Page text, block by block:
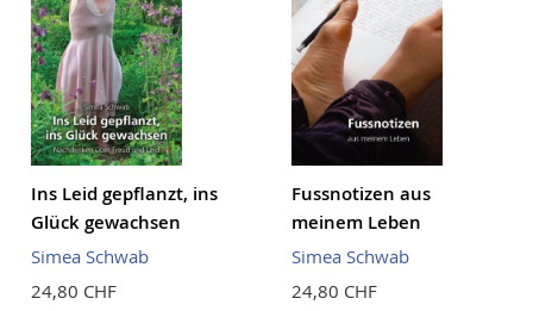
Ins Leid gepflanzt, ins
Glück gewachsen
Simea Schwab
24,80 CHF
Fussnotizen aus
meinem Leben
Simea Schwab
24,80 CHF